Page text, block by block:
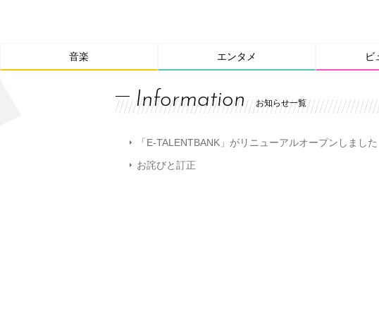
音楽 エンタメ ビ
Information お知らせ一覧
「E-TALENTBANK」がリニューアルオープンしました
お詫びと訂正